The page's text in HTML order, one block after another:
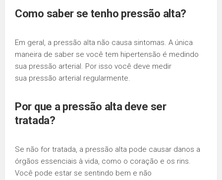
Como saber se tenho pressão alta?
Em geral, a pressão alta não causa sintomas. A única
maneira de saber se você tem hipertensão é medindo
sua pressão arterial. Por isso você deve medir
sua pressão arterial regularmente.
Por que a pressão alta deve ser
tratada?
Se não for tratada, a pressão alta pode causar danos a
órgãos essenciais à vida, como o coração e os rins.
Você pode estar se sentindo bem e não